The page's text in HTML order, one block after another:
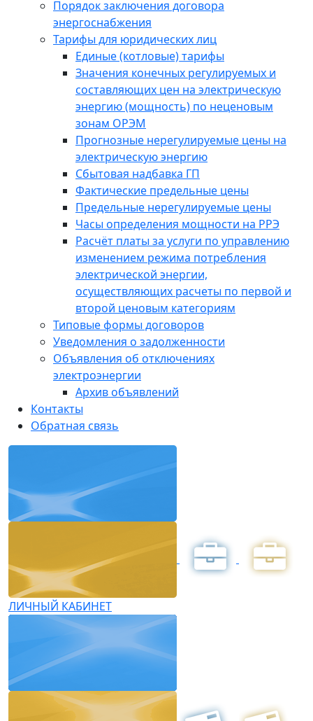
Порядок заключения договора
энергоснабжения
Тарифы для юридических лиц
Единые (котловые) тарифы
Значения конечных регулируемых и
составляющих цен на электрическую
энергию (мощность) по неценовым
зонам ОРЭМ
Прогнозные нерегулируемые цены на
электрическую энергию
Сбытовая надбавка ГП
Фактические предельные цены
Предельные нерегулируемые цены
Часы определения мощности на РРЭ
Расчёт платы за услуги по управлению
изменением режима потребления
электрической энергии,
осуществляющих расчеты по первой и
второй ценовым категориям
Типовые формы договоров
Уведомления о задолженности
Объявления об отключениях
электроэнергии
Архив объявлений
Контакты
Обратная связь
ЛИЧНЫЙ КАБИНЕТ